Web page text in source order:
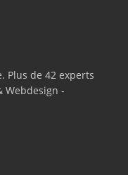
Plus de 42 experts
Webdesign -